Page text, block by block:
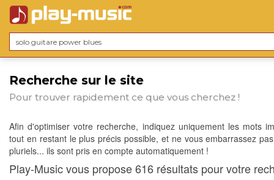
Recherche sur le site
Pour trouver rapidement ce que vous cherchez !
Afin d'optimiser votre recherche, indiquez uniquement les mots
tout en restant le plus précis possible, et ne vous embarrassez
pluriels... ils sont pris en compte automatiquement !
Play-Music vous propose 616 résultats pour votre